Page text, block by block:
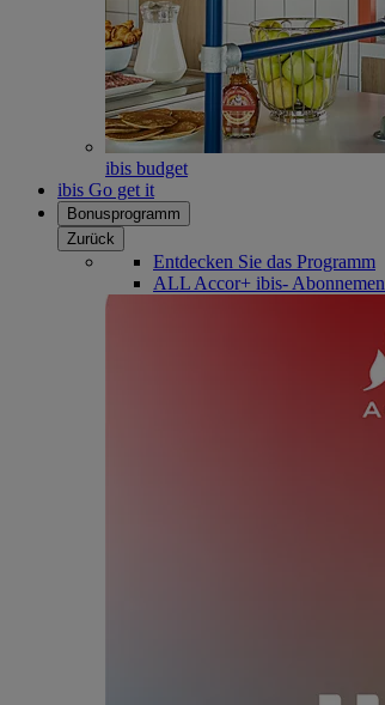
ibis budget
ibis Go get it
Bonusprogramm
Zurück
Entdecken Sie das Programm
ALL Accor+ ibis-